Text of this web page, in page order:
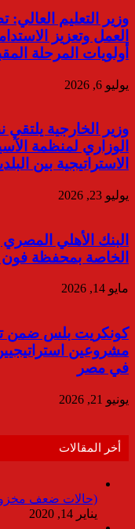
وزير التعليم
العمل وتعزيز
أولويات المرحلة
يوليو 6, 2026
وزير الخارجية
الوزاري لمنظمة
الاستراتيجية بين
يوليو 23, 2026
البنك الأهلي
الخاصة بمحفظة
مايو 14, 2026
كونكريت بلس ضمن
مشروعين
في مصر
يونيو 21, 2026
أخر المقالات
(حالات ضعف
يناير 14, 2020